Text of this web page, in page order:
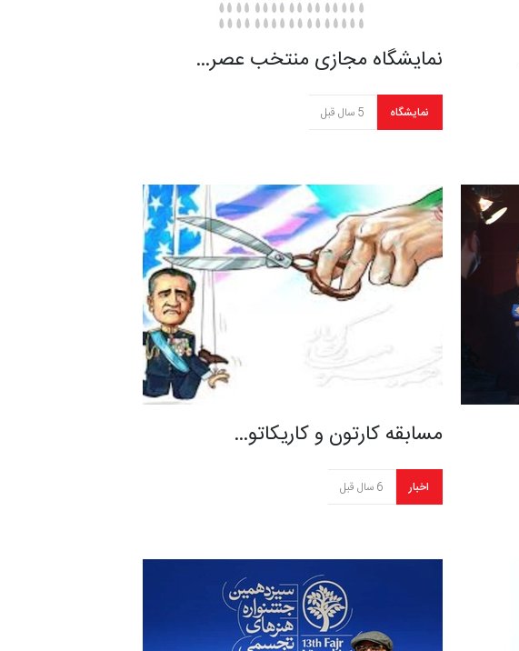
نمایشگاه مجازی منتخب عصر…
نمایشگاه 5 سال قبل
مسابقه کارتون و کاریکاتو…
اخبار 6 سال قبل